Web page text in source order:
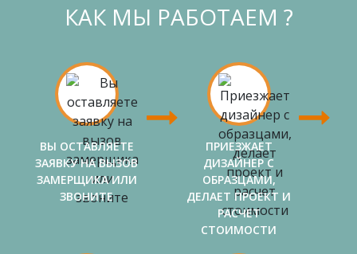
КАК МЫ РАБОТАЕМ ?
ВЫ ОСТАВЛЯЕТЕ
ЗАЯВКУ НА ВЫЗОВ
ЗАМЕРЩИКА ИЛИ
ЗВОНИТЕ
ПРИЕЗЖАЕТ
ДИЗАЙНЕР С
ОБРАЗЦАМИ,
ДЕЛАЕТ ПРОЕКТ И
РАСЧЕТ
СТОИМОСТИ